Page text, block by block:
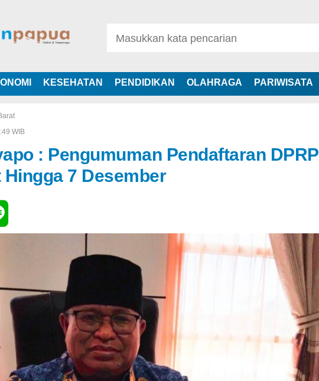
KESEHATAN PENDIDIKAN OLAHRAGA PARIWISATA
WIB
: Pengumuman Pendaftaran DPRP
Hingga 7 Desember